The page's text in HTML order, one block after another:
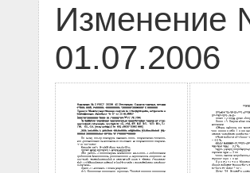
Изменение
01.07.2006